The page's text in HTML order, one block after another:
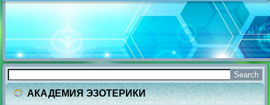
АКАДЕМИЯ ЭЗОТЕРИКИ